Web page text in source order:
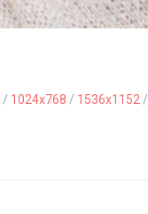
/ 1024x768 / 1536x1152/